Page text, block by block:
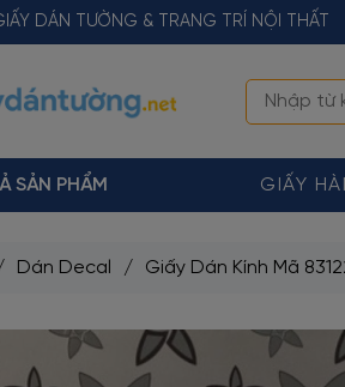
DÁN TƯỜNG & TRANG TRÍ NỘI THẤT
SẢN PHẨM GIẤY
Dán Decal / Giấy Dán Kính Mã